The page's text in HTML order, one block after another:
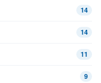
14
14
11
9